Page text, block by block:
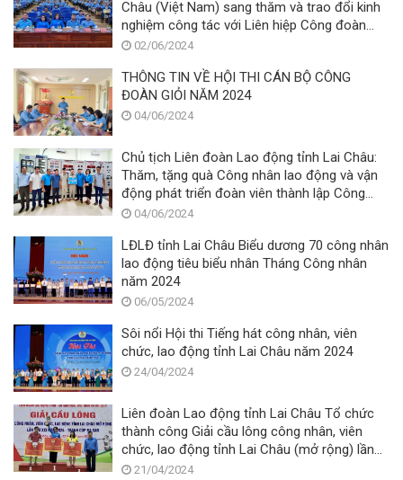
Châu (Việt Nam) sang thăm và trao đổi kinh
nghiệm công tác với Liên hiệp Công đoàn
tỉnh Bò Kẹo (Lào)
02/06/2024
THÔNG TIN VỀ HỘI THI CÁN BỘ CÔNG
ĐOÀN GIỎI NĂM 2024
04/06/2024
Chủ tịch Liên đoàn Lao động tỉnh Lai Châu:
Thăm, tặng quà Công nhân lao động và vận
động phát triển đoàn viên thành lập Công
đoàn cơ sở, nhân dịp Tháng Công nhân năm
04/06/2024
LĐLĐ tỉnh Lai Châu Biểu dương 70 công nhân
lao động tiêu biểu nhân Tháng Công nhân
năm 2024
06/05/2024
Sôi nổi Hội thi Tiếng hát công nhân, viên
chức, lao động tỉnh Lai Châu năm 2024
24/04/2024
Liên đoàn Lao động tỉnh Lai Châu Tổ chức
thành công Giải cầu lông công nhân, viên
chức, lao động tỉnh Lai Châu (mở rộng) lần
thứ XXI, năm 2024 - Tranh cúp Ba sao.
21/04/2024